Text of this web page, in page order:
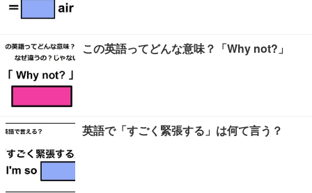
この英語ってどんな意味？「Why not?」
英語で「すごく緊張する」は何て言う？